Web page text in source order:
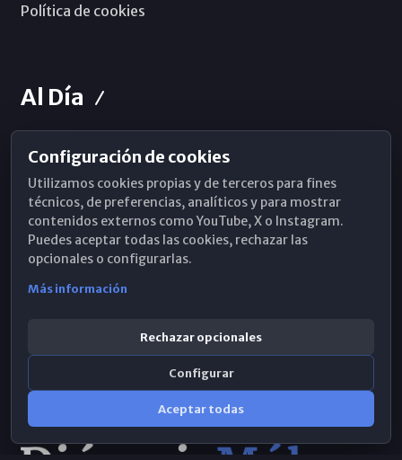
Política de cookies
Al Día
Horarios de Misa
Hemeroteca
WhatsApp
Configuración de cookies
Utilizamos cookies propias y de terceros para fines
técnicos, de preferencias, analíticos y para mostrar
contenidos externos como YouTube, X o Instagram.
Puedes aceptar todas las cookies, rechazar las
opcionales o configurarlas.
Más información
Rechazar opcionales
Configurar
Aceptar todas